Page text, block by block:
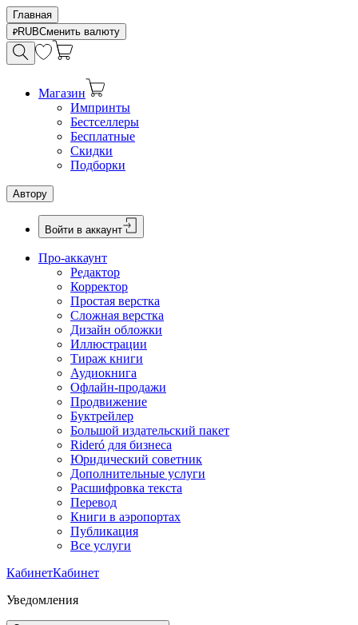
Главная
RUBСменить валюту
Магазин
Импринты
Бестселлеры
Бесплатные
Скидки
Подборки
Автору
Войти в аккаунт
Про-аккаунт
Редактор
Корректор
Простая верстка
Сложная верстка
Дизайн обложки
Иллюстрации
Тираж книги
Аудиокнига
Офлайн-продажи
Продвижение
Буктрейлер
Большой издательский пакет
Rideró для бизнеса
Юридический советник
Дополнительные услуги
Расшифровка текста
Перевод
Книги в аэропортах
Публикация
Все услуги
КабинетКабинет
Уведомления